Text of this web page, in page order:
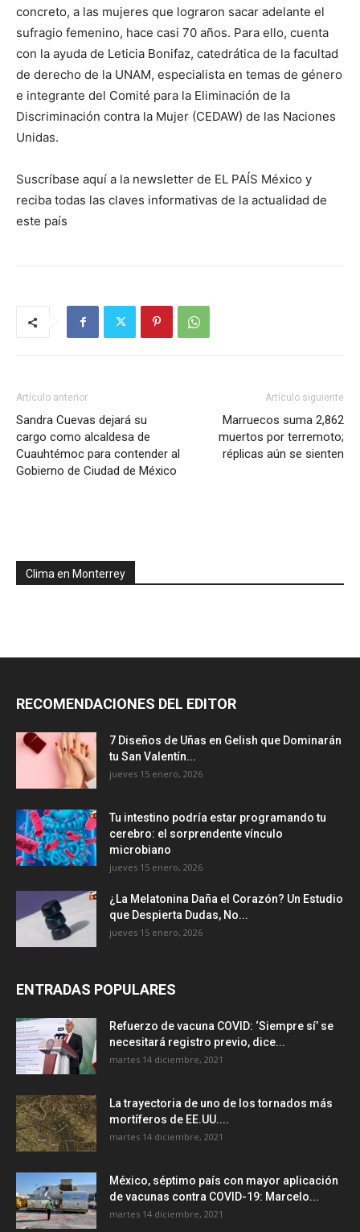
concreto, a las mujeres que lograron sacar adelante el
sufragio femenino, hace casi 70 años. Para ello, cuenta
con la ayuda de Leticia Bonifaz, catedrática de la facultad
de derecho de la UNAM, especialista en temas de género
e integrante del Comité para la Eliminación de la
Discriminación contra la Mujer (CEDAW) de las Naciones
Unidas.
Suscríbase aquí a la newsletter de EL PAÍS México y
reciba todas las claves informativas de la actualidad de
este país
Artículo anterior
Sandra Cuevas dejará su
cargo como alcaldesa de
Cuauhtémoc para contender al
Gobierno de Ciudad de México
Artículo siguiente
Marruecos suma 2,862
muertos por terremoto;
réplicas aún se sienten
Clima en Monterrey
RECOMENDACIONES DEL EDITOR
7 Diseños de Uñas en Gelish que Dominarán
tu San Valentín...
jueves 15 enero, 2026
Tu intestino podría estar programando tu
cerebro: el sorprendente vínculo
microbiano
jueves 15 enero, 2026
¿La Melatonina Daña el Corazón? Un Estudio
que Despierta Dudas, No...
jueves 15 enero, 2026
ENTRADAS POPULARES
Refuerzo de vacuna COVID: ‘Siempre sí’ se
necesitará registro previo, dice...
martes 14 diciembre, 2021
La trayectoria de uno de los tornados más
mortíferos de EE.UU....
martes 14 diciembre, 2021
México, séptimo país con mayor aplicación
de vacunas contra COVID-19: Marcelo...
martes 14 diciembre, 2021